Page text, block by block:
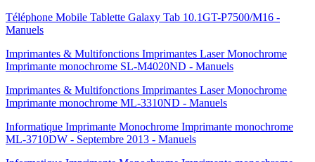
Téléphone Mobile Tablette Galaxy Tab 10.1GT-P7500/M16 -
Manuels
Imprimantes & Multifonctions Imprimantes Laser Monochrome
Imprimante monochrome SL-M4020ND - Manuels
Imprimantes & Multifonctions Imprimantes Laser Monochrome
Imprimante monochrome ML-3310ND - Manuels
Informatique Imprimante Monochrome Imprimante monochrome
ML-3710DW - Septembre 2013 - Manuels